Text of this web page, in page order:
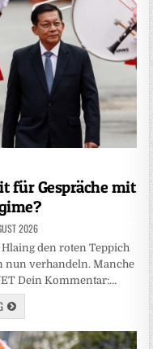
für Gespräche mit
2026
den roten Teppich
nun verhandeln. Manche
Dein Kommentar:…